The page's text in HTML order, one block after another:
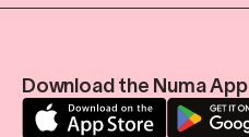
Download the Numa App